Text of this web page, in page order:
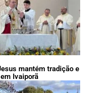
mantém tradição e
Ivaiporã